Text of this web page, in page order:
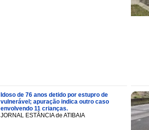
Idoso de 76 anos detido por estupro de
vulnerável; apuração indica outro caso
envolvendo 11 crianças.
JORNAL ESTÂNCIA de ATIBAIA